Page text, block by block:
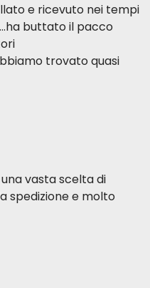
e ricevuto nei tempi
buttato il pacco
trovato quasi
vasta scelta di
spedizione e molto